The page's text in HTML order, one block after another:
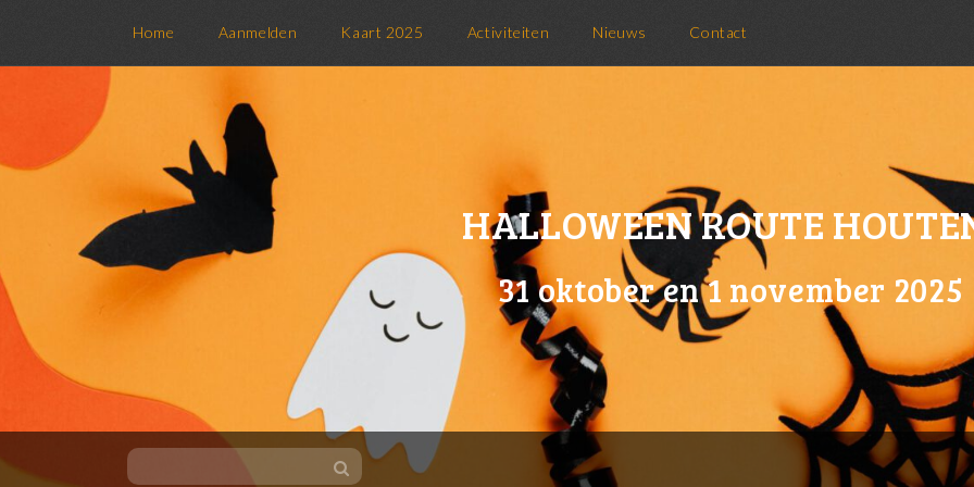
Home Aanmelden Kaart 2025 Activiteiten Nieuws Contact
HALLOWEEN ROUTE
31 oktober en 1 november 2025